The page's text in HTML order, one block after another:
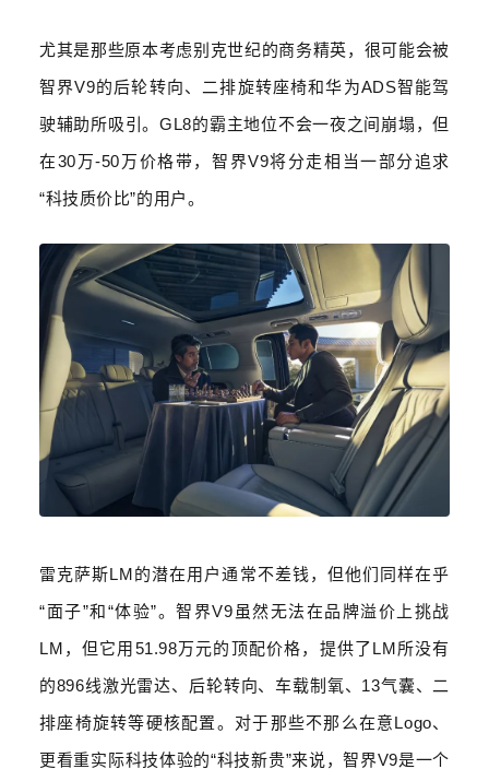
尤其是那些原本考虑别克世纪的商务精英，很可能会被
智界V9的后轮转向、二排旋转座椅和华为ADS智能驾
驶辅助所吸引。GL8的霸主地位不会一夜之间崩塌，但
在30万-50万价格带，智界V9将分走相当一部分追求
“科技质价比”的用户。
雷克萨斯LM的潜在用户通常不差钱，但他们同样在乎
“面子”和“体验”。智界V9 虽然无法在品牌溢价上挑战
LM ，但它用 51.98万元的顶配价格，提供了 LM所没有
的896线激光雷达、后轮转向、车载制氧、 13气囊、二
排座椅旋转等硬核配置。对于那些不那么在意Logo、
更看重实际科技体验的“科技新贵”来说，智界V9是一个